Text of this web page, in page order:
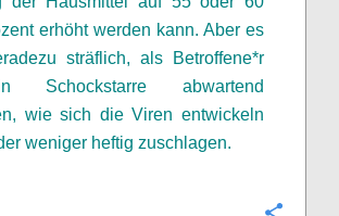
erhöht werden kann. Aber es
sträflich, als Betroffene*r
abwartend
wie sich die Viren entwickeln
weniger heftig zuschlagen.